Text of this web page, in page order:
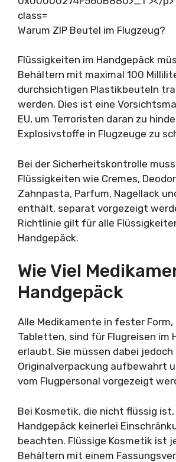
Warum ZIP Beutel im Flugzeug?
Flüssigkeiten im Handgepäck
Behältern mit maximal 100
durchsichtigen Plastikbeuteln
werden. Dies ist eine
EU, um Terroristen daran zu
Explosivstoffe in Flugzeuge zu
Bei der Sicherheitskontrolle
Flüssigkeiten wie Cremes,
Zahnpasta, Parfum, Nagellack
enthält, separat vorgezeigt
Richtlinie gilt für alle
Handgepäck.
Wie Viel
Handgepäck
Alle Medikamente in fester Form,
Tabletten, sind für Flugreisen im
erlaubt. Sie müssen dabei jedoch
Originalverpackung aufbewahrt
vom Flugpersonal vorgezeigt
Bei Kosmetik, die nicht flüssig ist,
Handgepäck keinerlei
beachten. Flüssige Kosmetik ist
Behältern mit einem